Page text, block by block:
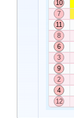
10
7
11
8
6
3
9
2
4
12